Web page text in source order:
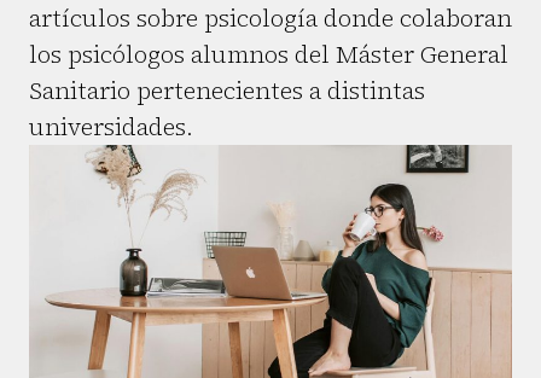
artículos sobre psicología donde colaboran
los psicólogos alumnos del Máster General
Sanitario pertenecientes a distintas
universidades.